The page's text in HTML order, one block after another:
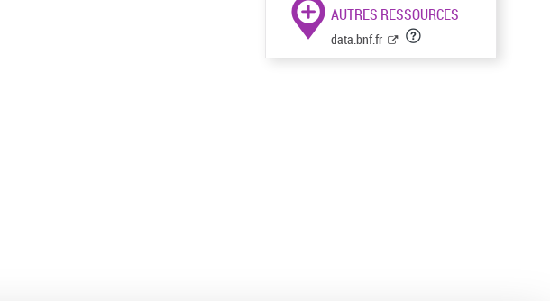
AUTRES RESSOURCES
data.bnf.fr